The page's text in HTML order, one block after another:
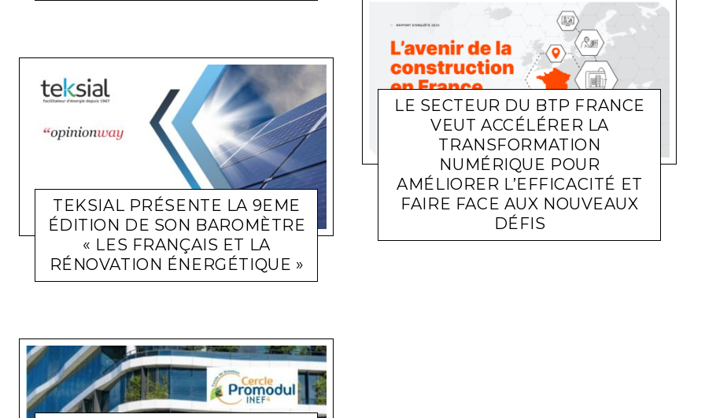
TEKSIAL PRÉSENTE LA 9EME
ÉDITION DE SON BAROMÈTRE
« LES FRANÇAIS ET LA
RÉNOVATION ÉNERGÉTIQUE »
ACTUALITÉ ENTREPRISES LARA GASQUET 13 OCTOBRE 2023
LE SECTEUR DU BTP FRANCE
VEUT ACCÉLÉRER LA
TRANSFORMATION
NUMÉRIQUE POUR
AMÉLIORER L’EFFICACITÉ ET
FAIRE FACE AUX NOUVEAUX
DÉFIS
ACTUALITÉ ENTREPRISES MICHEL SOUFIR